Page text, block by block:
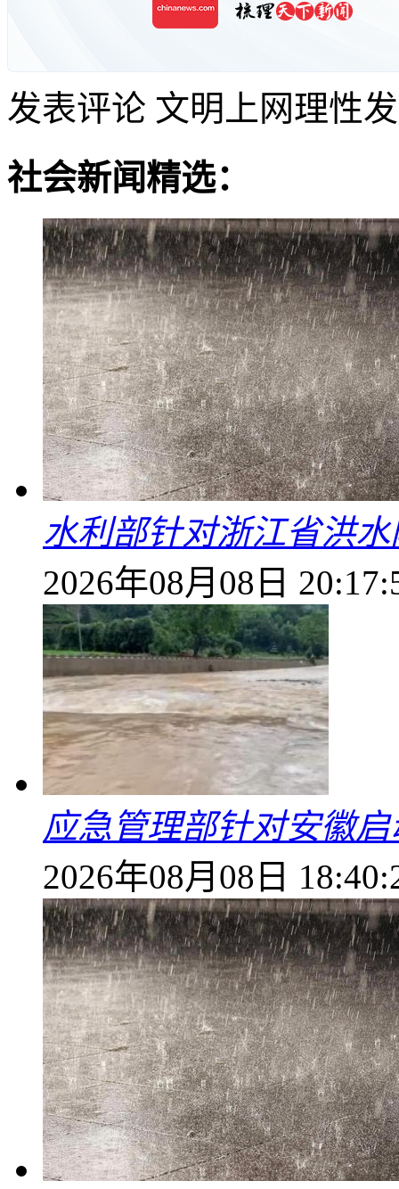
发表评论 文明上网理性
社会新闻精选：
水利部针对浙江省洪
2026年08月08日
应急管理部针对安徽
2026年08月08日